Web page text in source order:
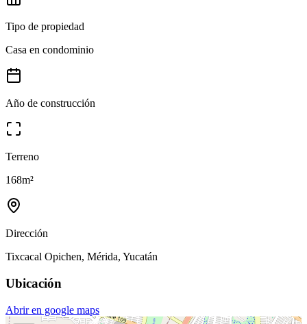
Tipo de propiedad
Casa en condominio
Año de construcción
Terreno
168m²
Dirección
Tixcacal Opichen, Mérida, Yucatán
Ubicación
Abrir en google maps